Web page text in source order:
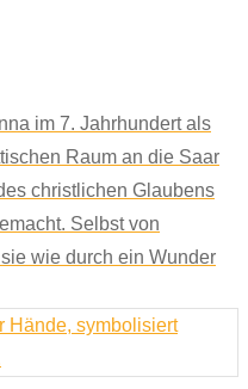
im 7. Jahrhundert als
Raum an die Saar
christlichen Glaubens
Selbst von
wie durch ein Wunder